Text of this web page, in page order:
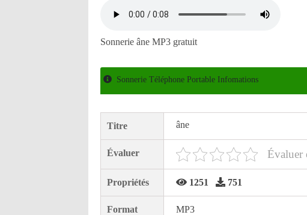
Sonnerie âne MP3 gratuit
Sonnerie Téléphone Portable Infomations
Titre âne
Évaluer Évaluer
Propriétés 1251 751
Format MP3